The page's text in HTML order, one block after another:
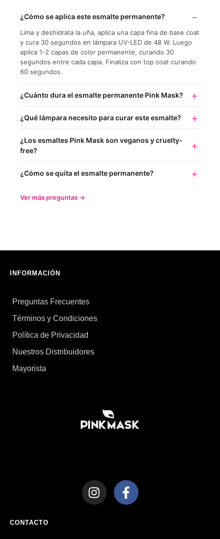
¿Cómo se aplica este esmalte permanente?
Lima y deshidrata la uña, aplica una capa fina de base coat
y cura 30 segundos en lámpara UV-LED de 48 W. Luego
aplica 1-2 capas de color permanente, curando 30
segundos entre cada capa. Finaliza con top coat curando
60 segundos.
¿Cuánto dura el esmalte permanente Pink Mask?
¿Qué lámpara necesito para curar este esmalte?
¿Los esmaltes Pink Mask son veganos y cruelty-
free?
¿Cómo se quita el esmalte permanente?
Ver más preguntas →
INFORMACIÓN
Preguntas Frecuentes
Términos y Condiciones
Política de Privacidad
Nuestros Distribuidores
Mayorista
CONTACTO